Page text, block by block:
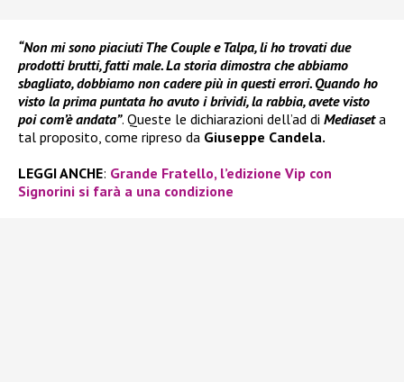
“Non mi sono piaciuti The Couple e Talpa, li ho trovati due
prodotti brutti, fatti male. La storia dimostra che abbiamo
sbagliato, dobbiamo non cadere più in questi errori. Quando ho
visto la prima puntata ho avuto i brividi, la rabbia, avete visto
poi com’è andata”. Queste le dichiarazioni dell’ad di Mediaseta
tal proposito, come ripreso da Giuseppe Candela.
LEGGI ANCHE: Grande Fratello, l’edizione Vip con
Signorini si farà a una condizione